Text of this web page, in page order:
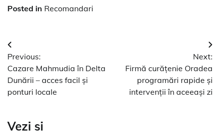
Posted in Recomandari
Navigare
în
articole
Previous:
Cazare Mahmudia în Delta
Dunării – acces facil și
ponturi locale
Next:
Firmă curățenie Oradea
programări rapide și
intervenții în aceeași zi
Vezi si